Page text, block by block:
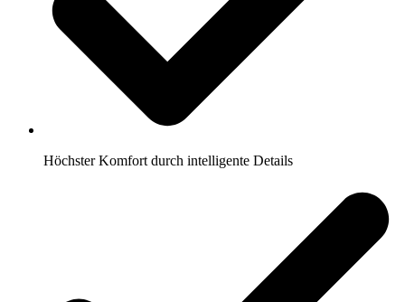
Höchster Komfort durch intelligente Details